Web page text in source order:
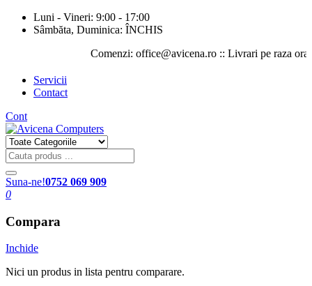
Luni - Vineri: 9:00 - 17:00
Sâmbăta, Duminica: ÎNCHIS
Comenzi: office@avicena.ro :: Livrari pe raza
Servicii
Contact
Cont
Suna-ne!0752 069 909
0
Compara
Inchide
Nici un produs in lista pentru comparare.